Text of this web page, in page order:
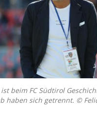
ist beim FC Südtirol
haben sich getrennt. ©